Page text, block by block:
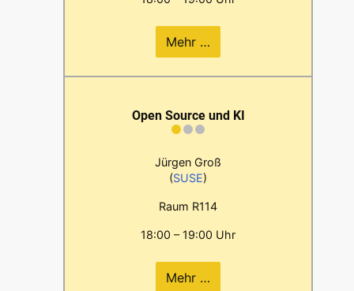
Mehr …
Open Source und KI
Jürgen Groß
(SUSE)
Raum R114
18:00 – 19:00 Uhr
Mehr …